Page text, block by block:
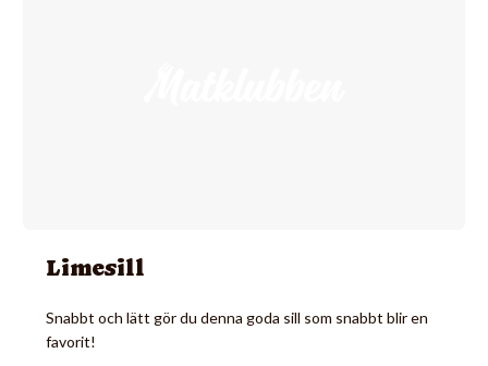
Limesill
Snabbt och lätt gör du denna goda sill som snabbt blir en
favorit!